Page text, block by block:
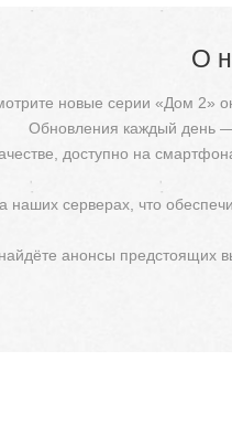
О
новые серии «Дом 2»
Обновления каждый день
доступно на
наших серверах, что
анонсы предстоящих